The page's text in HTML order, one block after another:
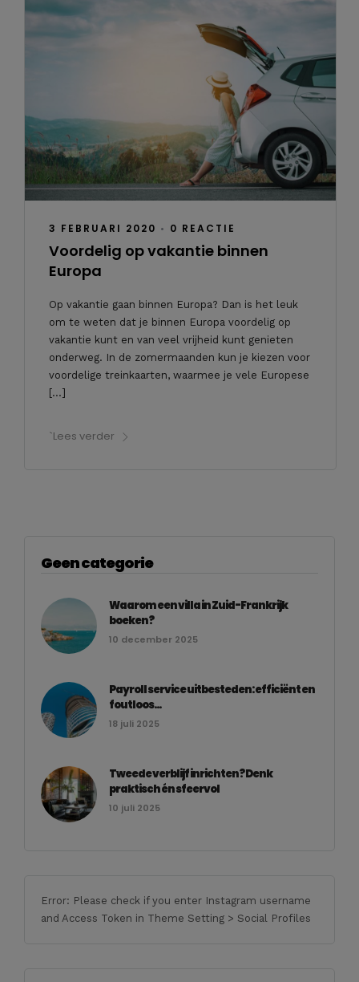
3 FEBRUARI 2020 • 0 REACTIE
Voordelig op vakantie binnen
Europa
Op vakantie gaan binnen Europa? Dan is het leuk
om te weten dat je binnen Europa voordelig op
vakantie kunt en van veel vrijheid kunt genieten
onderweg. In de zomermaanden kun je kiezen voor
voordelige treinkaarten, waarmee je vele Europese
[…]
`Lees verder
Geen categorie
Waarom een villa in Zuid-Frankrijk
boeken?
10 december 2025
Payroll service uitbesteden: efficiënt en
foutloos...
18 juli 2025
Tweede verblijf inrichten? Denk
praktisch én sfeervol
10 juli 2025
Error: Please check if you enter Instagram username
and Access Token in Theme Setting > Social Profiles